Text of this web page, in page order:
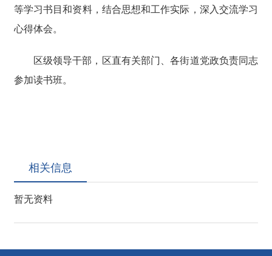
等学习书目和资料，结合思想和工作实际，深入交流学习
心得体会。
区级领导干部，区直有关部门、各街道党政负责同志
参加读书班。
相关信息
暂无资料